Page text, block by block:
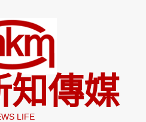
知傳媒
LIFE